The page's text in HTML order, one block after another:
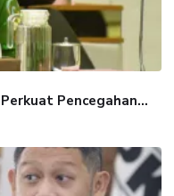
Pencegahan...